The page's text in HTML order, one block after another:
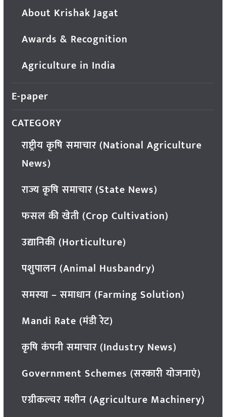
About Krishak Jagat
Awards & Recognition
Agriculture in India
E-paper
CATEGORY
राष्ट्रीय कृषि समाचार (National Agriculture
News)
राज्य कृषि समाचार (State News)
फसल की खेती (Crop Cultivation)
उद्यानिकी (Horticulture)
पशुपालन (Animal Husbandry)
समस्या – समाधान (Farming Solution)
Mandi Rate (मंडी रेट)
कृषि कंपनी समाचार (Industry News)
Government Schemes (सरकारी योजनाएं)
एग्रीकल्चर मशीन (Agriculture Machinery)